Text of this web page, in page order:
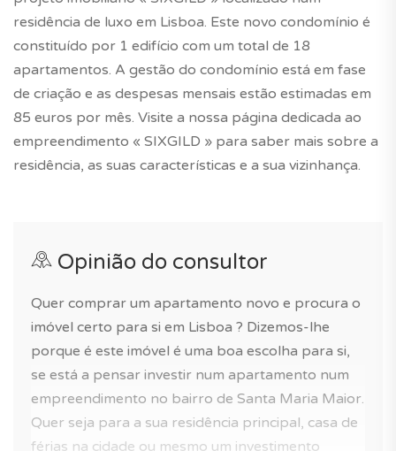
residência de luxo em Lisboa. Este novo condomínio é
constituído por 1 edifício com um total de 18
apartamentos. A gestão do condomínio está em fase
de criação e as despesas mensais estão estimadas em
85 euros por mês. Visite a nossa página dedicada ao
empreendimento « SIXGILD » para saber mais sobre a
residência, as suas características e a sua vizinhança.
Opinião do consultor
Quer comprar um apartamento novo e procura o
imóvel certo para si em Lisboa ? Dizemos-lhe
porque é este imóvel é uma boa escolha para si,
se está a pensar investir num apartamento num
empreendimento no bairro de Santa Maria Maior.
Quer seja para a sua residência principal, casa de
férias na cidade ou mesmo um investimento